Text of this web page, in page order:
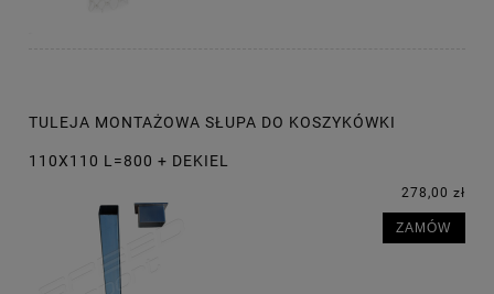
TULEJA MONTAŻOWA SŁUPA DO KOSZYKÓWKI
110X110 L=800 + DEKIEL
278,00 zł
ZAMÓW